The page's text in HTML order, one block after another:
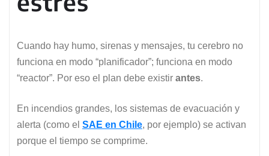
Cuando hay humo, sirenas y mensajes, tu cerebro no
funciona en modo “planificador”; funciona en modo
“reactor”. Por eso el plan debe existir antes.
En incendios grandes, los sistemas de evacuación y
alerta (como el SAE en Chile, por ejemplo) se activan
porque el tiempo se comprime.